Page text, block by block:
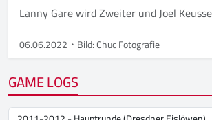
Lanny Gare wird Zweiter und Joel
06.06.2022 Bild: Chuc Fotografie
GAME LOGS